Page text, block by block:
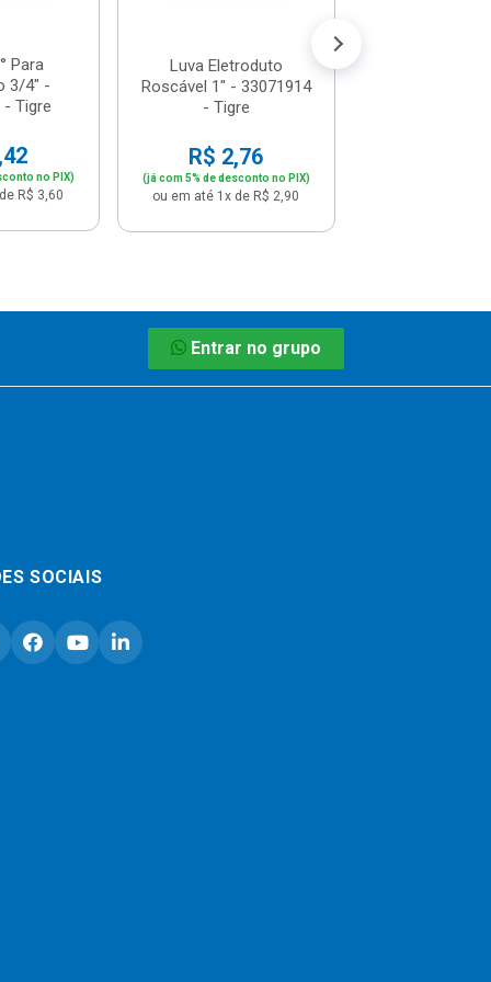
Para
3/4" -
- Tigre
no PIX)
R$ 3,60
Luva Eletroduto
Roscável 1" - 33071914
- Tigre
R$ 2,76
(já com 5% de desconto no PIX)
ou em até 1x de R$ 2,90
Entrar no grupo
SOCIAIS